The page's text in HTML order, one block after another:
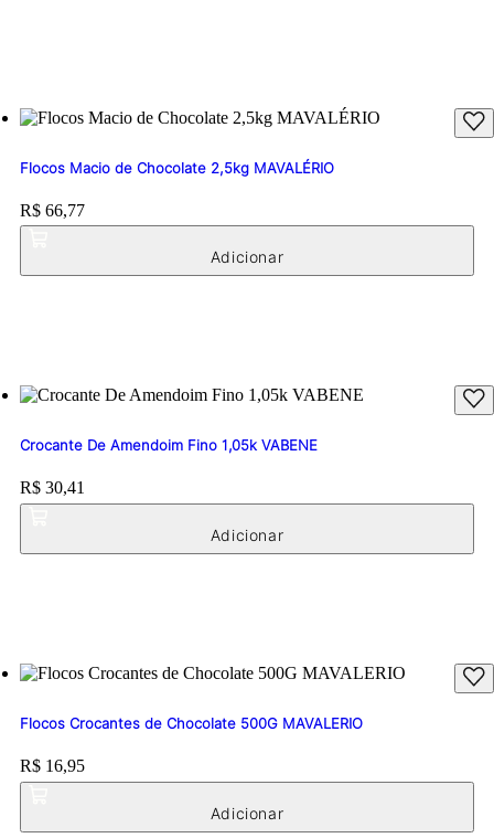
Flocos Macio de Chocolate 2,5kg MAVALÉRIO
Price:
R$ 66,77
Crocante De Amendoim Fino 1,05k VABENE
Price:
R$ 30,41
Flocos Crocantes de Chocolate 500G MAVALERIO
Price:
R$ 16,95